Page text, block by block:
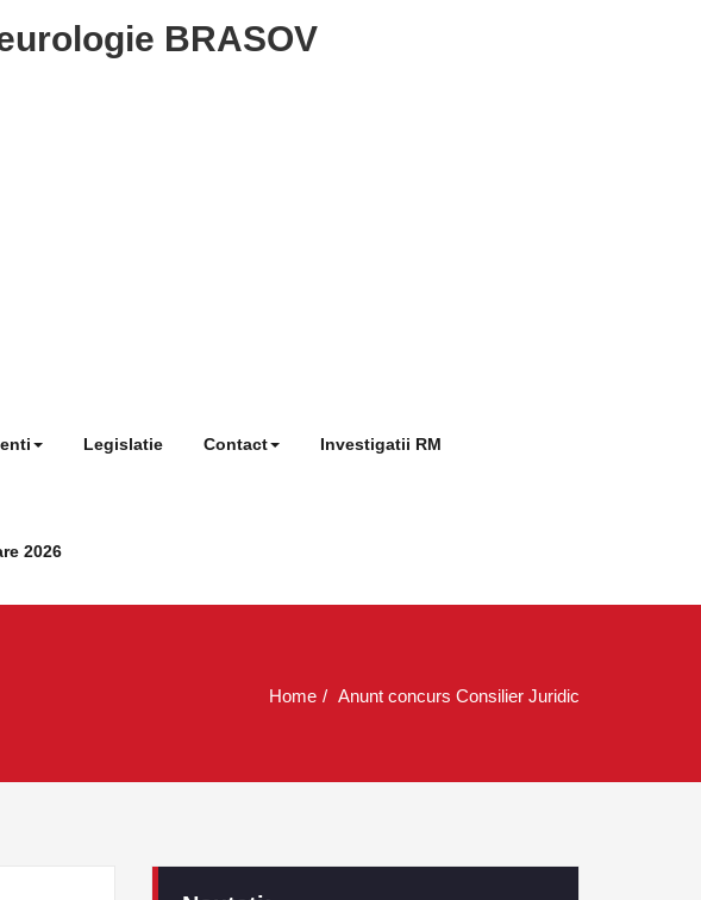
BRASOV
Legislatie Contact Investigatii RM
2026
Home Anunt concurs Consilier Juridic